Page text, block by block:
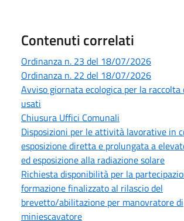
Contenuti correlati
Ordinanza n. 23 del 18/07/2026
Ordinanza n. 22 del 18/07/2026
Avviso giornata ecologica per la
usati
Chiusura Uffici Comunali
Disposizioni per le attività lavorative in
esposizione diretta e prolungata a
ed esposizione alla radiazione solare
Richiesta disponibilità per la
formazione finalizzato al rilascio del
brevetto/abilitazione per manovratore di
miniescavatore